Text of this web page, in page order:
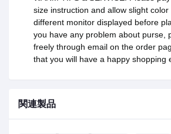
size instruction and allow slight
different monitor displayed before
you have any problem about purse,
freely through email on the order
that you will have a happy shopping
関連製品